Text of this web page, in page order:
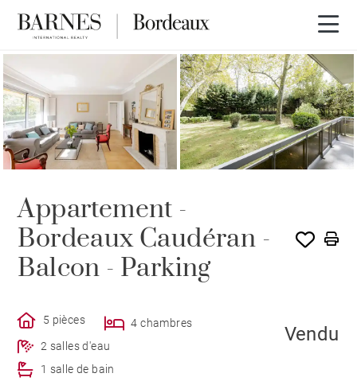
VENDU PAR BARNES
Appartement -
Bordeaux Caudéran -
Balcon - Parking
5 pièces
4 chambres
2 salles d'eau
1 salle de bain
Vendu